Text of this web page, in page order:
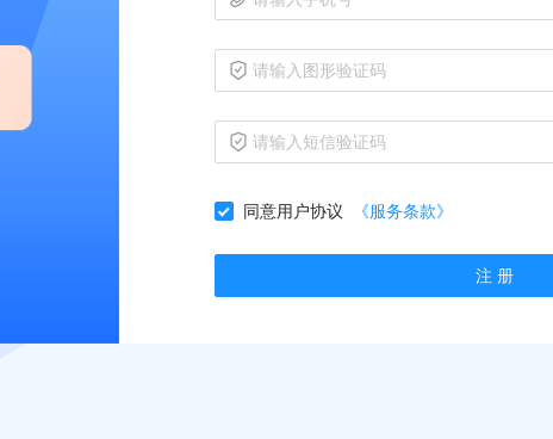
同意用户协议 《服务条款》
注 册